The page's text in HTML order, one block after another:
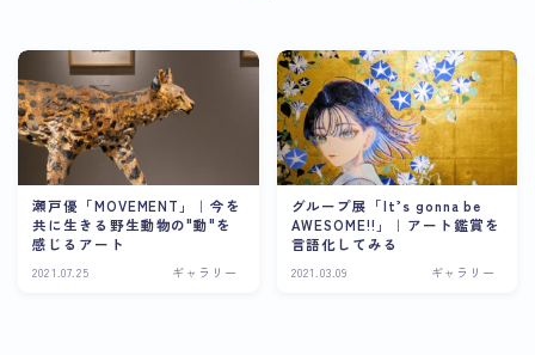
百貨店
美術館・博物館
オルタナティブスペース
アートフェア
イベント
瀬戸優「MOVEMENT」｜今を
共に生きる野生動物の"動"を
感じるアート
2021.07.25 ギャラリー
グループ展「It’s gonna be
AWESOME!!」｜アート鑑賞を
言語化してみる
2021.03.09 ギャラリー